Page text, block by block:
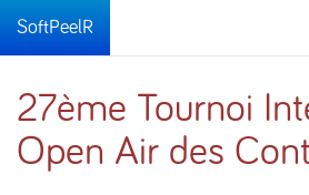
SoftPeelR
27ème Tournoi
Open Air des